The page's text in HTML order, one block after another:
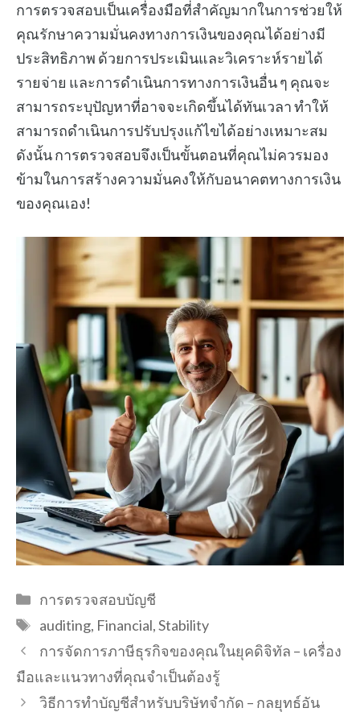
การตรวจสอบเป็นเครื่องมือที่สำคัญมากในการช่วยให้
คุณรักษาความมั่นคงทางการเงินของคุณได้อย่างมี
ประสิทธิภาพ ด้วยการประเมินและวิเคราะห์รายได้
รายจ่าย และการดำเนินการทางการเงินอื่น ๆ คุณจะ
สามารถระบุปัญหาที่อาจจะเกิดขึ้นได้ทันเวลา ทำให้
สามารถดำเนินการปรับปรุงแก้ไขได้อย่างเหมาะสม
ดังนั้น การตรวจสอบจึงเป็นขั้นตอนที่คุณไม่ควรมอง
ข้ามในการสร้างความมั่นคงให้กับอนาคตทางการเงิน
ของคุณเอง!
Categories
การตรวจสอบบัญชี
Tags
auditing, Financial,Stability
การจัดการภาษีธุรกิจของคุณในยุคดิจิทัล – เครื่อง
มือและแนวทางที่คุณจำเป็นต้องรู้
วิธีการทำบัญชีสำหรับบริษัทจำกัด – กลยุทธ์อัน